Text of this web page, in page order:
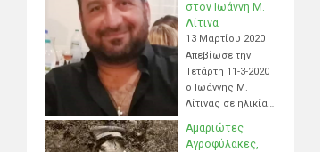
στον Ιωάννη Μ.
Λίτινα
13 Μαρτίου 2020
Απεβίωσε την
Τετάρτη 11-3-2020
ο Ιωάννης Μ.
Λίτινας σε ηλικία…
Αμαριώτες
Αγροφύλακες,